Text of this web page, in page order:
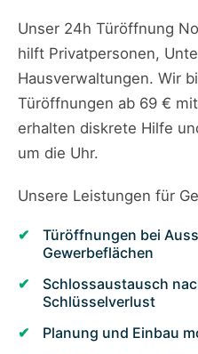
Unser 24h Türöffnung
hilft Privatpersonen,
Hausverwaltungen. Wir
Türöffnungen ab 69 €
erhalten diskrete Hilfe
um die Uhr.
Unsere Leistungen für
Türöffnungen bei
Gewerbeflächen
Schlossaustausch
Schlüsselverlust
Planung und Einbau